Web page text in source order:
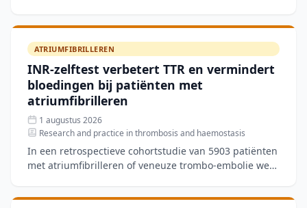
ATRIUMFIBRILLEREN
INR-zelftest verbetert TTR en vermindert
bloedingen bij patiënten met
atriumfibrilleren
1 augustus 2026
Research and practice in thrombosis and haemostasis
In een retrospectieve cohortstudie van 5903 patiënten
met atriumfibrilleren of veneuze trombo-embolie werd